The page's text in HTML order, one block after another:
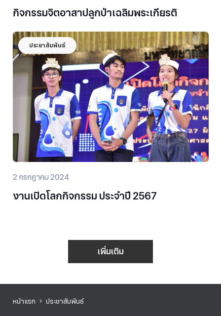
กิจกรรมจิตอาสาปลูกป่าเฉลิมพระเกียรติ
ประชาสัมพันธ์
2 กรกฎาคม 2024
งานเปิดโลกกิจกรรม ประจำปี 2567
เพิ่มเติม
หน้าแรก ประชาสัมพันธ์